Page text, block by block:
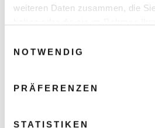
weiteren Daten zusammen, die
NOTWENDIG
PRÄFERENZEN
STATISTIKEN
entwickelt, um sowohl für
Warmwasserlösung zu bieten.